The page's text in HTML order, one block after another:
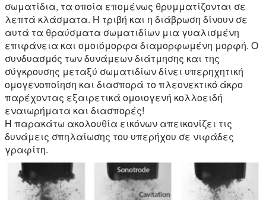
σωματίδια, τα οποία επομένως θρυμματίζονται σε
λεπτά κλάσματα. Η τριβή και η διάβρωση δίνουν σε
αυτά τα θραύσματα σωματιδίων μια γυαλισμένη
επιφάνεια και ομοιόμορφα διαμορφωμένη μορφή. Ο
συνδυασμός των δυνάμεων διάτμησης και της
σύγκρουσης μεταξύ σωματιδίων δίνει υπερηχητική
ομογενοποίηση και διασπορά το πλεονεκτικό άκρο
παρέχοντας εξαιρετικά ομοιογενή κολλοειδή
εναιωρήματα και διασπορές!
Η παρακάτω ακολουθία εικόνων απεικονίζει τις
δυνάμεις σπηλαίωσης του υπερήχου σε νιφάδες
γραφίτη.